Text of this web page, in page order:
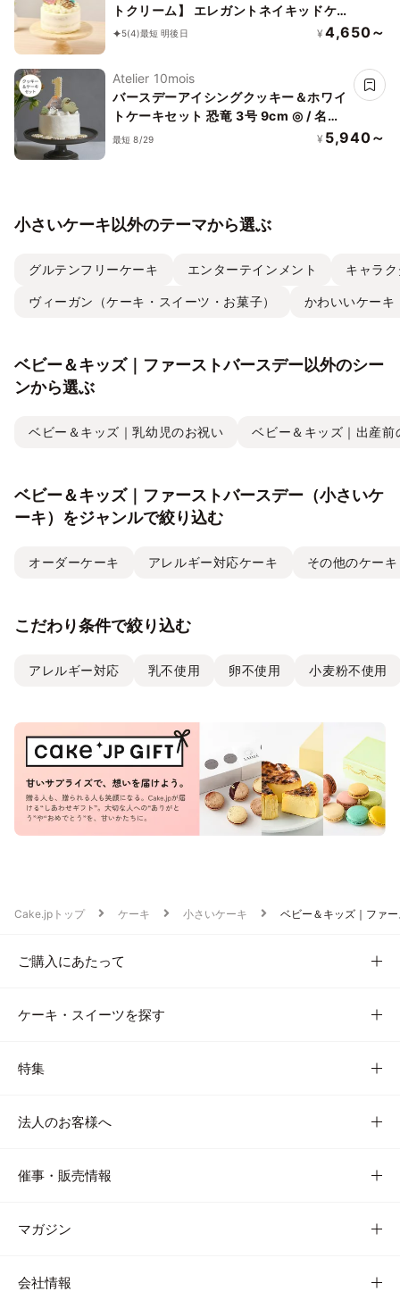
トクリーム】 エレガントネイキッドケ
ーキ 選べるアイシングクッキー ファー
5(4)最短 明後日 ¥ 4,650～
Atelier 10mois
バースデーアイシングクッキー＆ホワイ
トケーキセット 恐竜 3号 9cm ◎ / 名入
れ バースデーケーキ スマッシュケーキ
最短 8/29 ¥ 5,940～
小さいケーキ以外のテーマから選ぶ
グルテンフリーケーキ エンターテインメント キャラ
ヴィーガン（ケーキ・スイーツ・お菓子） かわいいケーキ
ベビー＆キッズ｜ファーストバースデー以外のシー
ンから選ぶ
ベビー＆キッズ｜乳幼児のお祝い ベビー＆キッズ｜出産前
ベビー＆キッズ｜ファーストバースデー（小さいケ
ーキ）をジャンルで絞り込む
オーダーケーキ アレルギー対応ケーキ その他のケーキ
こだわり条件で絞り込む
アレルギー対応 乳不使用 卵不使用 小麦粉不使用
Cake.jpトップ ケーキ 小さいケーキ ベビー＆キッズ｜ファ
ご購入にあたって
ケーキ・スイーツを探す
特集
法人のお客様へ
催事・販売情報
マガジン
会社情報